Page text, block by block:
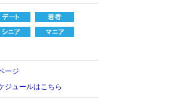
ージ
ジュールはこちら